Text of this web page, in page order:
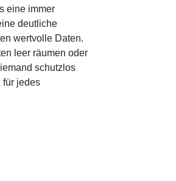
eine immer
deutliche
wertvolle Daten.
leer räumen oder
schutzlos
für jedes